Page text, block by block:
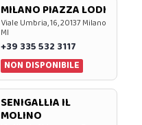
MILANO PIAZZA LODI
Viale Umbria, 16, 20137 Milano
MI
+39 335 532 3117
NON DISPONIBILE
SENIGALLIA IL
MOLINO